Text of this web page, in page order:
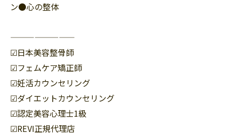
ン●心の整体
————————
☑︎日本美容整骨師
☑︎フェムケア矯正師
☑︎妊活カウンセリング
☑︎ダイエットカウンセリング
☑︎認定美容心理士1級
☑︎REVI正規代理店